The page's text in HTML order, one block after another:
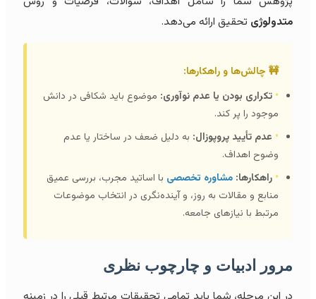
متدولوژیتحقیق ارائه می‌دهد.
🚧 چالش‌ها و راهکارها:
تکراری بودن یا عدم نوآوری:موضوع باید شکافی در دانش
موجود را پر کند.
عدم تأیید پروپوزال:به دلیل ضعف در ساختار یا عدم
وضوح اهداف.
راهکارها:مشاوره تخصصیبا اساتید مجرب، بررسی عمیق
منابع و مقالات به روز، و آینده‌نگری در انتخاب موضوعات
مرتبط با نیازهای جامعه.
مرور ادبیات و چارچوب نظری